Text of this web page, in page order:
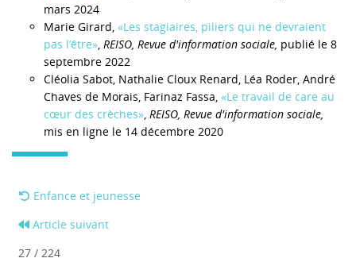
mars 2024
Marie Girard, «Les stagiaires, piliers qui ne devraient
pas l’être», REISO, Revue d'information sociale, publié le 8
septembre 2022
Cléolia Sabot, Nathalie Cloux Renard, Léa Roder, André
Chaves de Morais, Farinaz Fassa, «Le travail de care au
cœur des crèches», REISO, Revue d'information sociale,
mis en ligne le 14 décembre 2020
Enfance et jeunesse
Article suivant
27 / 224